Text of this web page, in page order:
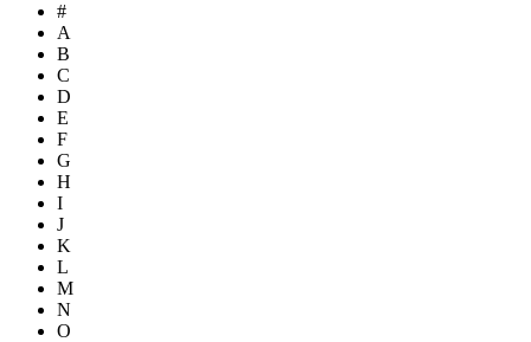
#
A
B
C
D
E
F
G
H
I
J
K
L
M
N
O